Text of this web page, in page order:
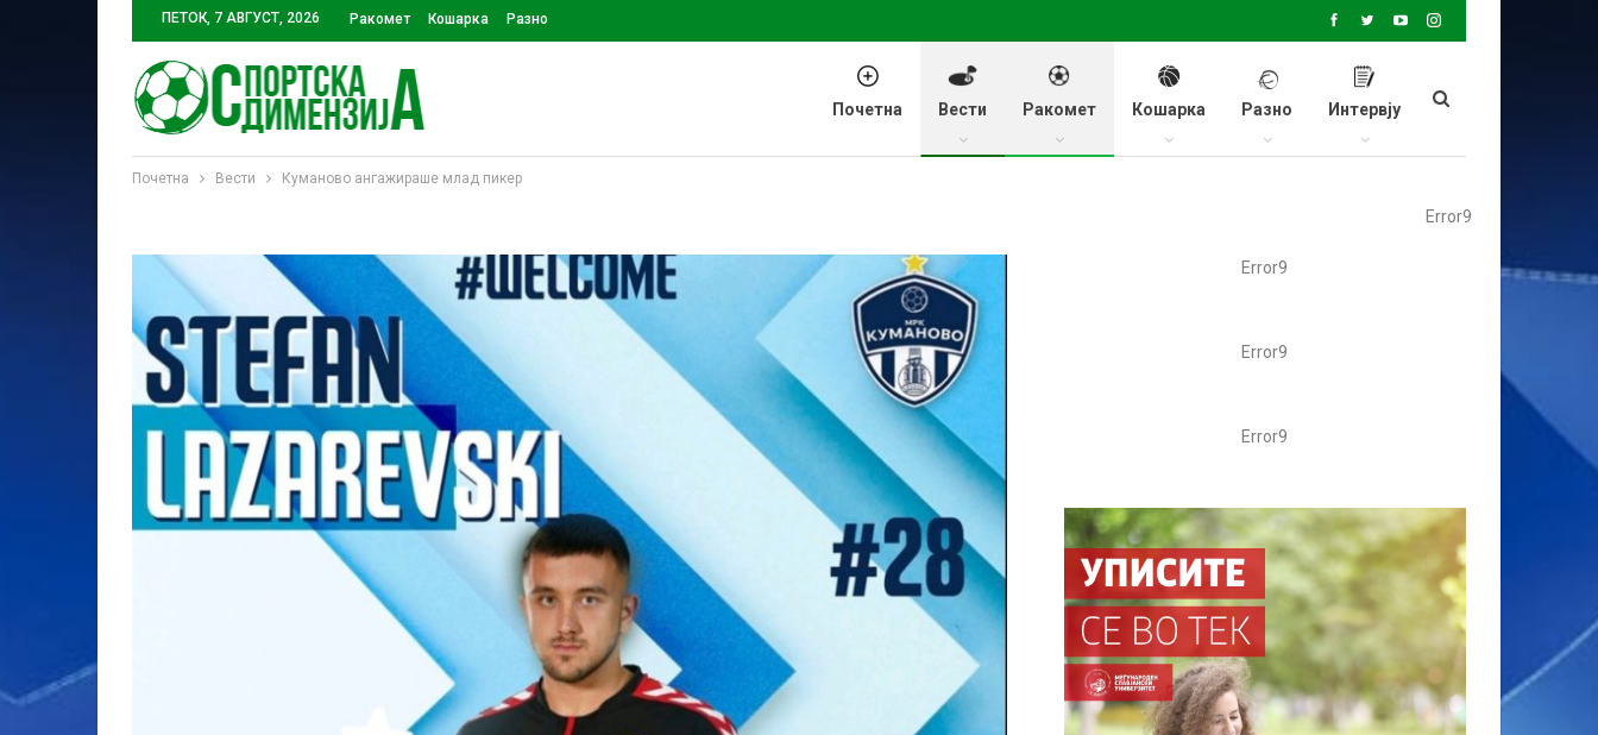
ПЕТОК, 7 АВГУСТ, 2026 Ракомет Кошарка Разно
Почетна Вести Ракомет Кошарка Разно Интервју
Почетна Вести Куманово ангажираше млад пикер
Error9
Error9
Error9
Error9